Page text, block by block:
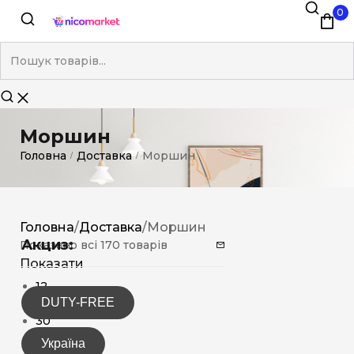
0
Моршин
Головна / Доставка / Моршин
Акциз:
DUTY-FREE
Україна
Головна/Доставка/Моршин
Показано всі 170 товарів
Показати
12
15
30